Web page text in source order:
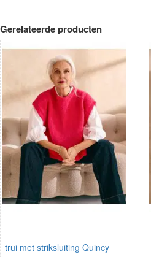
Gerelateerde producten
trui met striksluiting Quincy